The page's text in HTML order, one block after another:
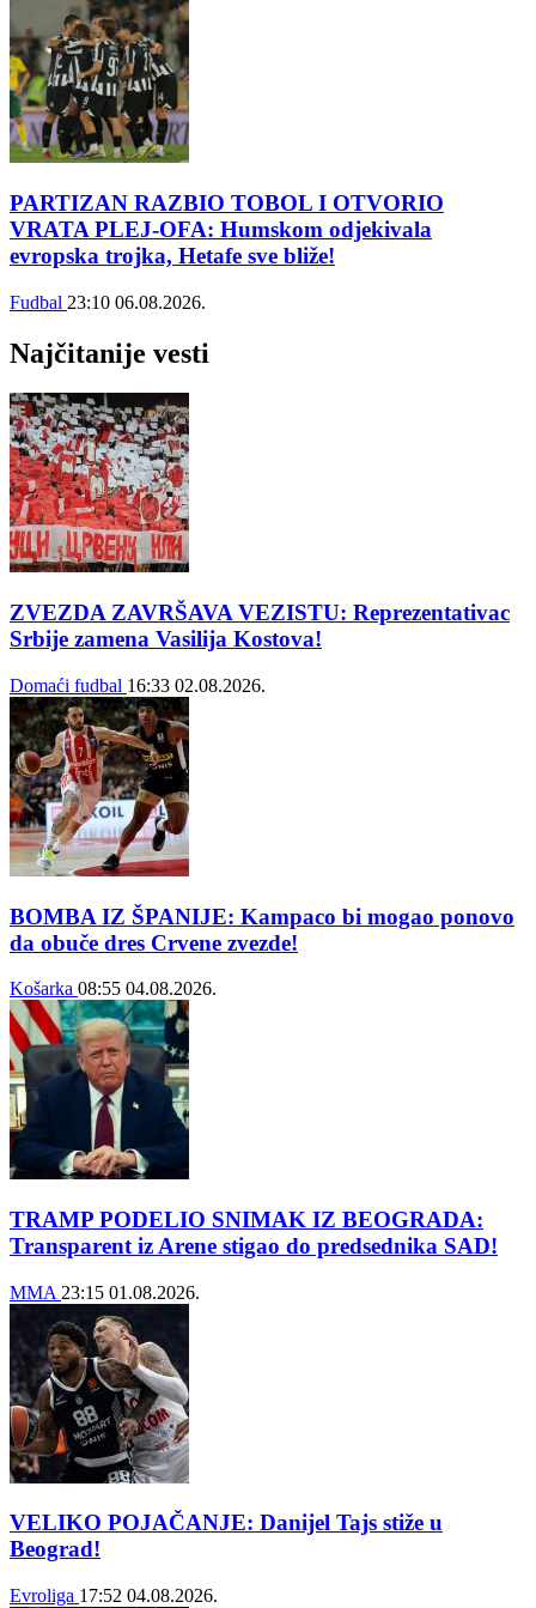
PARTIZAN RAZBIO TOBOL I OTVORIO
VRATA PLEJ-OFA: Humskom odjekivala
evropska trojka, Hetafe sve bliže!
Fudbal 23:10 06.08.2026.
Najčitanije vesti
ZVEZDA ZAVRŠAVA VEZISTU: Reprezentativac
Srbije zamena Vasilija Kostova!
Domaći fudbal 16:33 02.08.2026.
BOMBA IZ ŠPANIJE: Kampaco bi mogao ponovo
da obuče dres Crvene zvezde!
Košarka 08:55 04.08.2026.
TRAMP PODELIO SNIMAK IZ BEOGRADA:
Transparent iz Arene stigao do predsednika SAD!
MMA 23:15 01.08.2026.
VELIKO POJAČANJE: Danijel Tajs stiže u
Beograd!
Evroliga 17:52 04.08.2026.